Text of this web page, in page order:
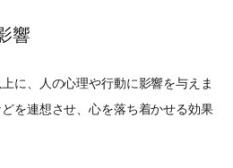
響
に、人の心理や行動に影響を与えま
を連想させ、心を落ち着かせる効果